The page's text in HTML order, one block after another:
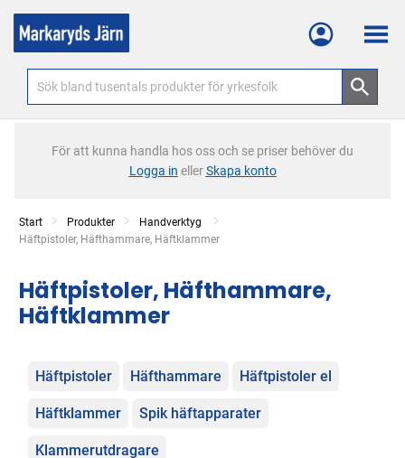
Meny
För att kunna handla hos oss och se priser behöver du
Logga in ellerSkapa konto
Start Produkter
Handverktyg
Current:
Häftpistoler, Häfthammare, Häftklammer
Häftpistoler, Häfthammare,
Häftklammer
Kategorier
Häftpistoler Häfthammare Häftpistoler el
Häftklammer Spik häftapparater
Klammerutdragare